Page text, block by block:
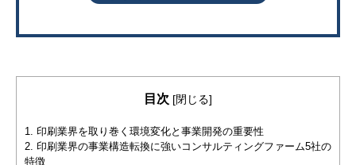
目次 [閉じる]
1. 印刷業界を取り巻く環境変化と事業開発の重要性
2. 印刷業界の事業構造転換に強いコンサルティングファーム5社の
特徴